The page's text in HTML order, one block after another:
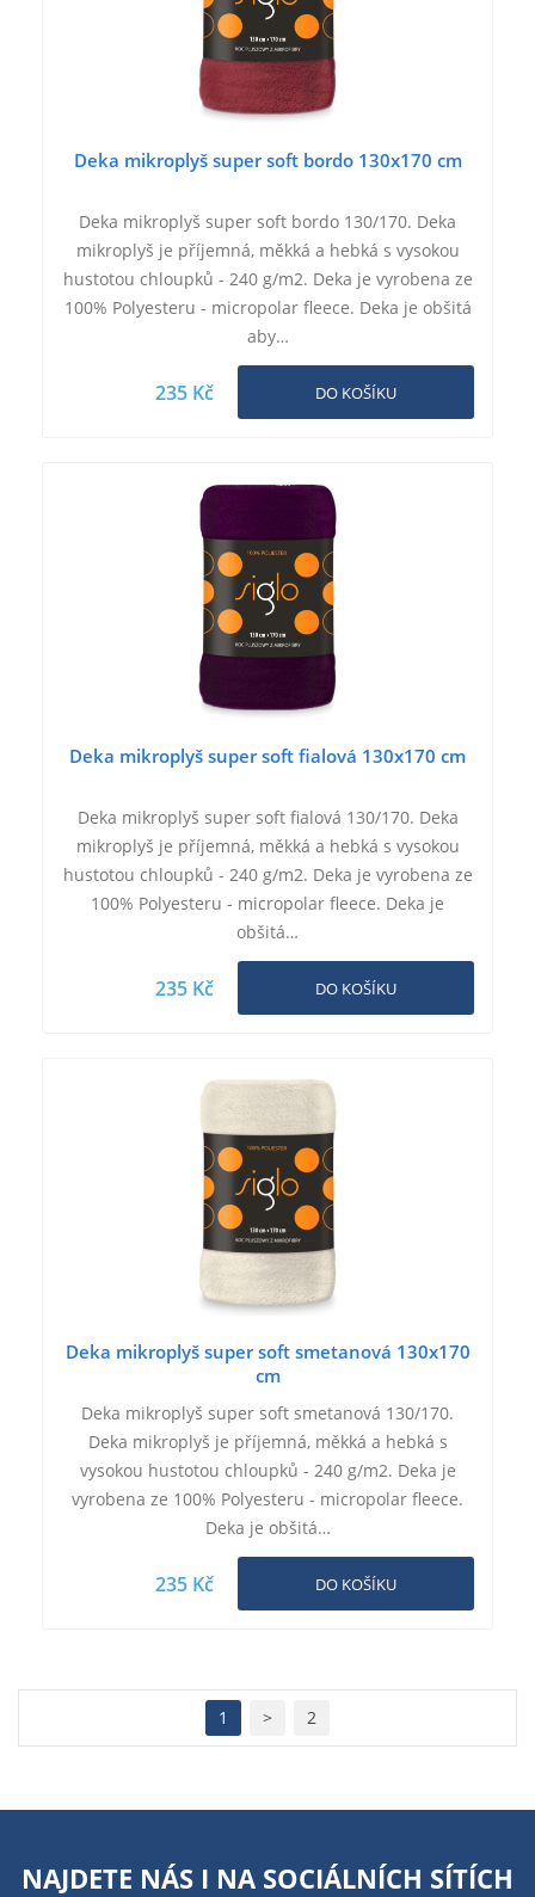
Deka mikroplyš super soft bordo 130x170 cm
Deka mikroplyš super soft bordo 130/170. Deka
mikroplyš je příjemná, měkká a hebká s vysokou
hustotou chloupků - 240 g/m2. Deka je vyrobena ze
100% Polyesteru - micropolar fleece. Deka je obšitá
aby…
235 Kč DO KOŠÍKU
Deka mikroplyš super soft fialová 130x170 cm
Deka mikroplyš super soft fialová 130/170. Deka
mikroplyš je příjemná, měkká a hebká s vysokou
hustotou chloupků - 240 g/m2. Deka je vyrobena ze
100% Polyesteru - micropolar fleece. Deka je
obšitá…
235 Kč DO KOŠÍKU
Deka mikroplyš super soft smetanová 130x170
cm
Deka mikroplyš super soft smetanová 130/170.
Deka mikroplyš je příjemná, měkká a hebká s
vysokou hustotou chloupků - 240 g/m2. Deka je
vyrobena ze 100% Polyesteru - micropolar fleece.
Deka je obšitá…
235 Kč DO KOŠÍKU
1 > 2
NAJDETE NÁS I NA SOCIÁLNÍCH SÍTÍCH